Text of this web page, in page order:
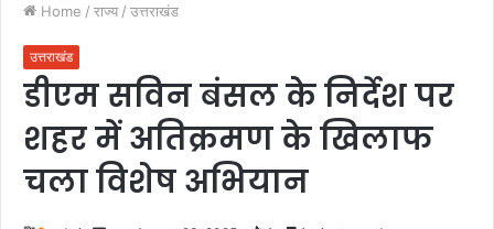
Home / राज्य / उत्तराखंड
उत्तराखंड
डीएम सविन बंसल के निर्देश पर
शहर में अतिक्रमण के खिलाफ
चला विशेष अभियान